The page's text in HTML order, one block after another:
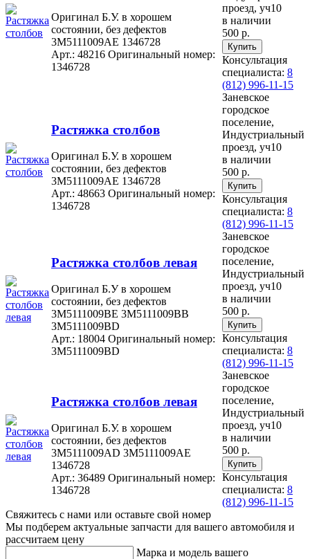
Оригинал Б.У. в хорошем
состоянии, без дефектов
3M5111009AE 1346728
Арт.: 48216 Оригинальный номер:
1346728
проезд, уч10
в наличии
500 р.
Консультация
специалиста: 8
(812) 996-11-15
Растяжка столбов
Оригинал Б.У. в хорошем
состоянии, без дефектов
3M5111009AE 1346728
Арт.: 48663 Оригинальный номер:
1346728
Заневское
городское
поселение,
Индустриальный
проезд, уч10
в наличии
500 р.
Консультация
специалиста: 8
(812) 996-11-15
Растяжка столбов левая
Оригинал Б.У в хорошем
состоянии, без дефектов
3M5111009BE 3M5111009BB
3M5111009BD
Арт.: 18004 Оригинальный номер:
3M5111009BD
Заневское
городское
поселение,
Индустриальный
проезд, уч10
в наличии
500 р.
Консультация
специалиста: 8
(812) 996-11-15
Растяжка столбов левая
Оригинал Б.У. в хорошем
состоянии, без дефектов
3M5111009AD 3M5111009AE
1346728
Арт.: 36489 Оригинальный номер:
1346728
Заневское
городское
поселение,
Индустриальный
проезд, уч10
в наличии
500 р.
Консультация
специалиста: 8
(812) 996-11-15
Свяжитесь с нами или оставьте свой номер
Мы подберем актуальные запчасти для вашего автомобиля и
рассчитаем цену
Марка и модель вашего